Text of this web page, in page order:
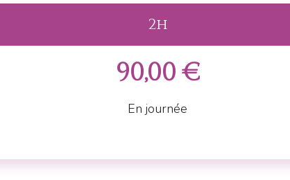
2h
90,00 €
En journée